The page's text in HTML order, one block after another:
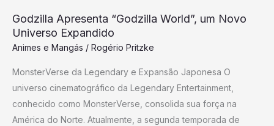
Godzilla Apresenta “Godzilla World”, um Novo
Universo Expandido
Animes e Mangás / Rogério Pritzke
MonsterVerse da Legendary e Expansão Japonesa O
universo cinematográfico da Legendary Entertainment,
conhecido como MonsterVerse, consolida sua força na
América do Norte. Atualmente, a segunda temporada de